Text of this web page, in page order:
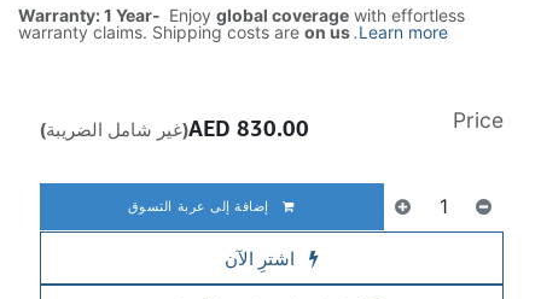
Warranty: 1 Year- Enjoy global coverage with effortless
warranty claims. Shipping costs are on us.Learn more
إضافة إلى عربة التسوق
اشترِ الآن
Price
830.00 (غير شامل الضريبة)